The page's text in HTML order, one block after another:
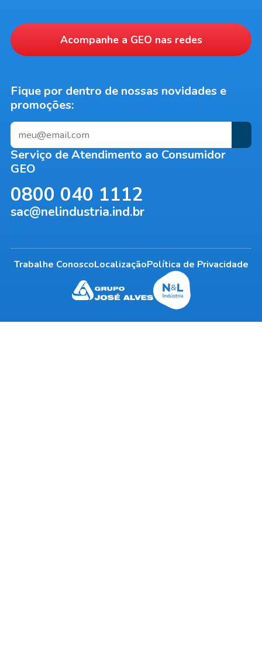
Acompanhe a GEO nas redes
Fique por dentro de nossas novidades e
promoções:
Serviço de Atendimento ao Consumidor
GEO
0800 040 1112
sac@nelindustria.ind.br
Trabalhe ConoscoLocalizaçãoPolítica de Privacidade